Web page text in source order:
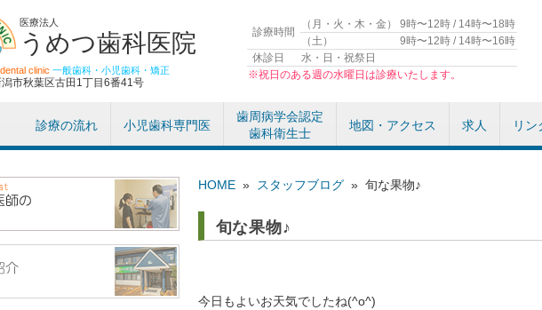
医療法人
うめつ歯科医院
clinic 一般歯科・小児歯科・矯正
市秋葉区古田1丁目6番41号
診療時間
（月・火・木・金）
9時〜12時 / 14時〜18時
（土）
9時〜12時 / 14時〜16時
休診日
水・日・祝祭日
※祝日のある週の水曜日は診療いたします。
診療の流れ 小児歯科専門医
歯周病学会認定
歯科衛生士
地図・アクセス 求人 リン
HOME » スタッフブログ » 旬な果物♪
旬な果物♪
今日もよいお天気でしたね(^o^)